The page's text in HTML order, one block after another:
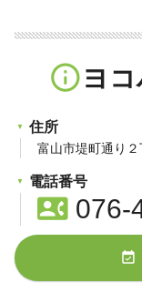
info_outlineヨ
住所
富山市堤町通り
電話番号
contact_phone076-
event_available